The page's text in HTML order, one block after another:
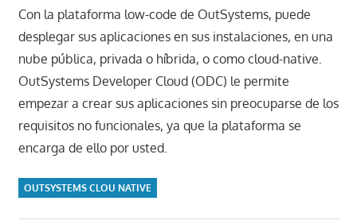
Con la plataforma low-code de OutSystems, puede
desplegar sus aplicaciones en sus instalaciones, en una
nube pública, privada o híbrida, o como cloud-native.
OutSystems Developer Cloud (ODC) le permite
empezar a crear sus aplicaciones sin preocuparse de los
requisitos no funcionales, ya que la plataforma se
encarga de ello por usted.
OUTSYSTEMS CLOU NATIVE